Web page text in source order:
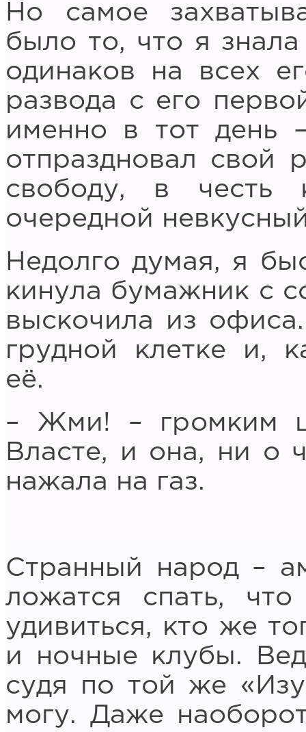
Но самое
было то, что я
одинаков на всех
развода с его
именно в тот день
отпраздновал свой
свободу, в честь
очередной
Недолго думая, я
кинула бумажник с
выскочила из
грудной клетке и,
её.
– Жми! – громким
Власте, и она, ни о
нажала на газ.
Странный народ –
ложатся спать,
удивиться, кто же
и ночные клубы.
судя по той же
могу. Даже